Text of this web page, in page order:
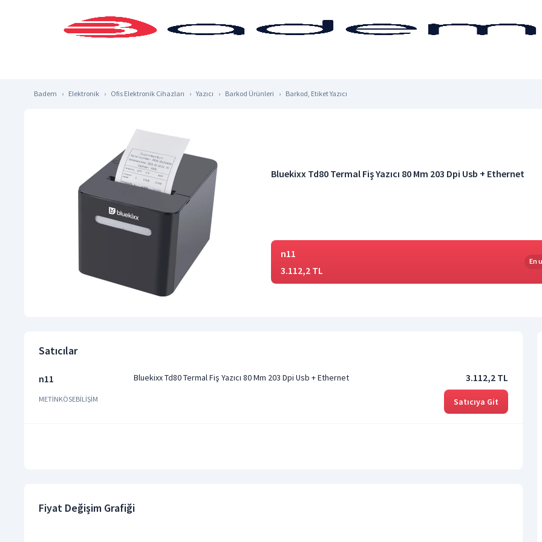
Badem Elektronik Ofis Elektronik Cihazları Yazıcı Barkod Ürünleri Barkod, Etiket Yazıcı
Bluekixx Td80 Termal Fiş Yazıcı 80 Mm 203 Dpi Usb + Ethernet
n11
3.112,2 TL
En
Satıcılar
n11
METİNKÖSEBİLİŞİM
Bluekixx Td80 Termal Fiş Yazıcı 80 Mm 203 Dpi Usb + Ethernet 3.112,2 TL
Satıcıya Git
Fiyat Değişim Grafiği